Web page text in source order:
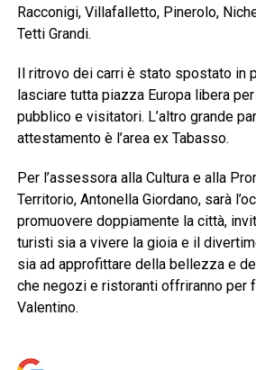
Racconigi, Villafalletto, Pinerolo,
Tetti Grandi.
Il ritrovo dei carri è stato spostato in
lasciare tutta piazza Europa libera
pubblico e visitatori. L’altro grande
attestamento è l’area ex Tabasso.
Per l’assessora alla Cultura e alla
Territorio, Antonella Giordano, sarà
promuovere doppiamente la città,
turisti sia a vivere la gioia e il
sia ad approfittare della bellezza e
che negozi e ristoranti offriranno per
Valentino.